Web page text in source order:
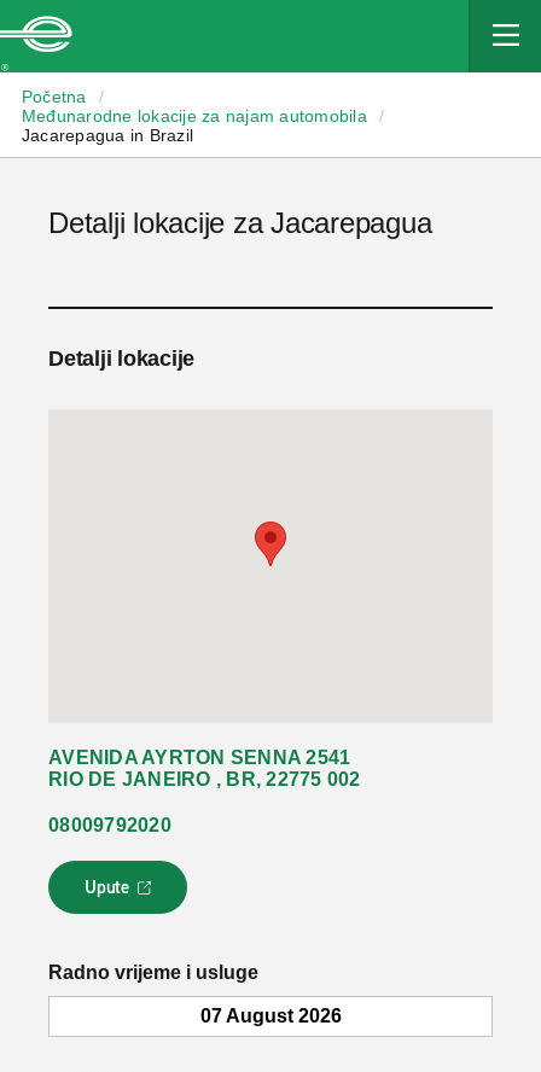
Početna
/
Međunarodne lokacije za najam automobila
/
Jacarepagua in Brazil
Detalji lokacije za Jacarepagua
Detalji lokacije
AVENIDA AYRTON SENNA 2541
RIO DE JANEIRO , BR, 22775 002
08009792020
Upute
L
i
k
o
Radno vrijeme i usluge
07 August 2026